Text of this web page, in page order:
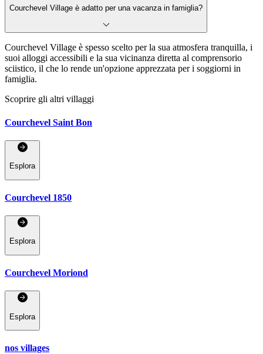
Courchevel Village è adatto per una vacanza in famiglia?
Courchevel Village è spesso scelto per la sua atmosfera tranquilla, i
suoi alloggi accessibili e la sua vicinanza diretta al comprensorio
sciistico, il che lo rende un'opzione apprezzata per i soggiorni in
famiglia.
Scoprire gli altri villaggi
Courchevel Saint Bon
Esplora
Courchevel 1850
Esplora
Courchevel Moriond
Esplora
nos villages